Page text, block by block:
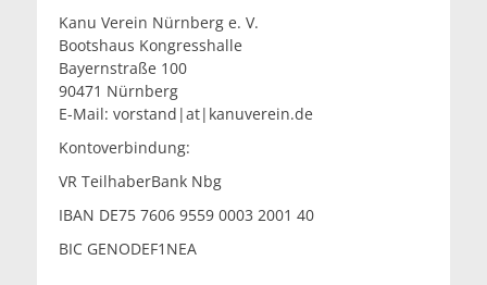
Kanu Verein Nürnberg e. V.
Bootshaus Kongresshalle
Bayernstraße 100
90471 Nürnberg
E-Mail: vorstand|at|kanuverein.de
Kontoverbindung:
VR TeilhaberBank Nbg
IBAN DE75 7606 9559 0003 2001 40
BIC GENODEF1NEA